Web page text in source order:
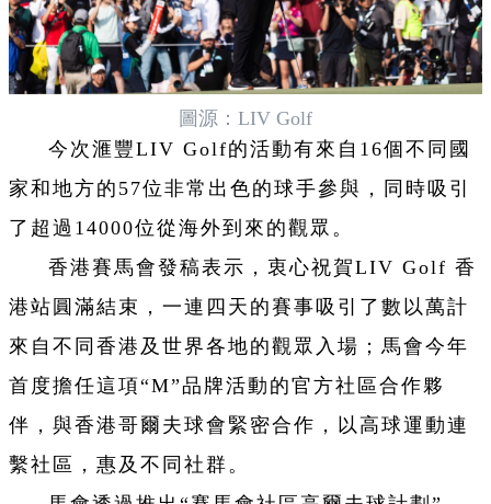
圖源：LIV Golf
今次滙豐LIV Golf的活動有來自16個不同國
家和地方的57位非常出色的球手參與，同時吸引
了超過14000位從海外到來的觀眾。
香港賽馬會發稿表示，衷心祝賀LIV Golf 香
港站圓滿結束，一連四天的賽事吸引了數以萬計
來自不同香港及世界各地的觀眾入場；馬會今年
首度擔任這項“M”品牌活動的官方社區合作夥
伴，與香港哥爾夫球會緊密合作，以高球運動連
繫社區，惠及不同社群。